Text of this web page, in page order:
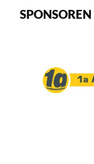
SPONSOREN